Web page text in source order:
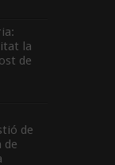
la
de
de
de